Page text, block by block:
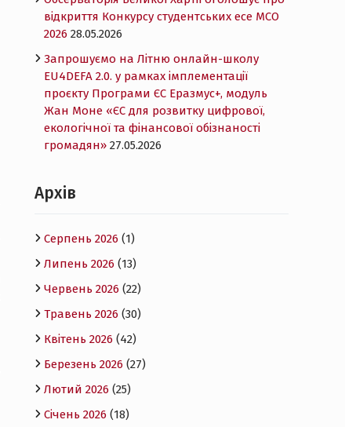
відкриття Конкурсу студентських есе MCO
2026 28.05.2026
Запрошуємо на Літню онлайн-школу
EU4DEFA 2.0. у рамках імплементації
проєкту Програми ЄС Еразмус+, модуль
Жан Моне «ЄС для розвитку цифрової,
екологічної та фінансової обізнаності
громадян» 27.05.2026
Архів
Серпень 2026 (1)
Липень 2026 (13)
Червень 2026 (22)
Травень 2026 (30)
Квітень 2026 (42)
Березень 2026 (27)
Лютий 2026 (25)
Січень 2026 (18)